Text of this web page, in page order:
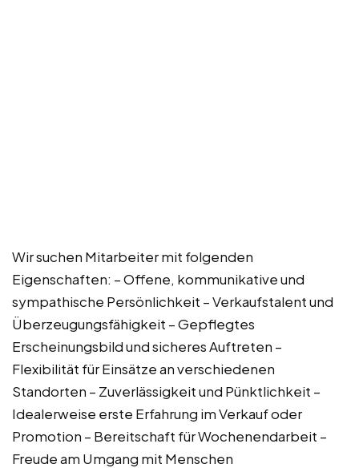
Wir suchen Mitarbeiter mit folgenden
Eigenschaften: – Offene, kommunikative und
sympathische Persönlichkeit – Verkaufstalent und
Überzeugungsfähigkeit – Gepflegtes
Erscheinungsbild und sicheres Auftreten –
Flexibilität für Einsätze an verschiedenen
Standorten – Zuverlässigkeit und Pünktlichkeit –
Idealerweise erste Erfahrung im Verkauf oder
Promotion – Bereitschaft für Wochenendarbeit –
Freude am Umgang mit Menschen